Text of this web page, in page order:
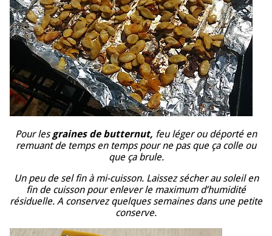
Pour les graines de butternut, feu léger ou déporté en
remuant de temps en temps pour ne pas que ça colle ou
que ça brule.
Un peu de sel fin à mi-cuisson. Laissez sécher au soleil en
fin de cuisson pour enlever le maximum d’humidité
résiduelle. A conservez quelques semaines dans une petite
conserve.